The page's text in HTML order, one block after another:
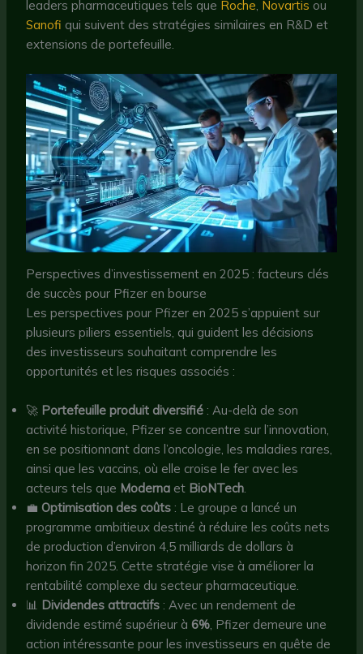
leaders pharmaceutiques tels que Roche, Novartis ou
Sanofi qui suivent des stratégies similaires en R&D et
extensions de portefeuille.
Perspectives d’investissement en 2025 : facteurs clés
de succès pour Pfizer en bourse
Les perspectives pour Pfizer en 2025 s’appuient sur
plusieurs piliers essentiels, qui guident les décisions
des investisseurs souhaitant comprendre les
opportunités et les risques associés :
🚀 Portefeuille produit diversifié : Au-delà de son
activité historique, Pfizer se concentre sur l’innovation,
en se positionnant dans l’oncologie, les maladies rares,
ainsi que les vaccins, où elle croise le fer avec les
acteurs tels que Moderna et BioNTech
💼 Optimisation des coûts : Le groupe a lancé un
programme ambitieux destiné à réduire les coûts nets
de production d’environ 4,5 milliards de dollars à
horizon fin 2025. Cette stratégie vise à améliorer la
rentabilité complexe du secteur pharmaceutique.
📊 Dividendes attractifs : Avec un rendement de
dividende estimé supérieur à 6% , Pfizer demeure une
action intéressante pour les investisseurs en quête de